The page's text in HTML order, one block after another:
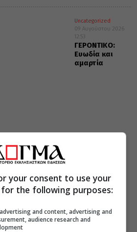
Uncategorized
09 Αυγούστου 2026
12:53
ΓΕΡΟΝΤΙΚΟ:
Ευωδία και
αμαρτία
your consent to use your
the following purposes:
and content, advertising and
audience research and